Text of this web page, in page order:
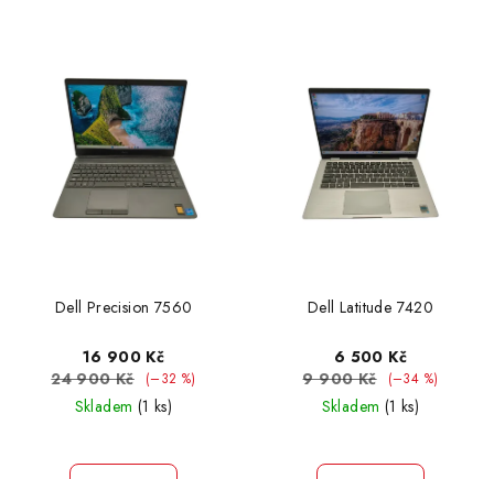
Dell Precision 7560
16 900 Kč
24 900 Kč
(–32 %)
Skladem (1 ks)
Dell Latitude 7420
6 500 Kč
9 900 Kč
(–34 %)
Skladem (1 ks)